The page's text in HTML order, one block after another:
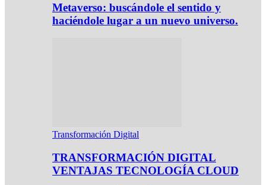
Metaverso: buscándole el sentido y
haciéndole lugar a un nuevo universo.
Transformación Digital
TRANSFORMACIÓN DIGITAL
VENTAJAS TECNOLOGÍA CLOUD